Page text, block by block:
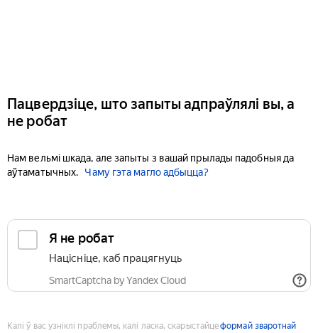
Пацвердзіце, што запыты адпраўлялі вы, а
не робат
Нам вельмі шкада, але запыты з вашай прылады падобныя да
аўтаматычных.
Чаму гэта магло адбыцца?
Я не робат
Націсніце, каб працягнуць
SmartCaptcha by Yandex Cloud
Калі ў вас узніклі праблемы, калі ласка, скарыстайцеформай зваротнай